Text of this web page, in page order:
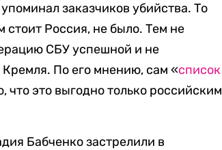
заказчиков убийства. То
стоит Россия, не было. Тем не
СБУ успешной и не
По его мнению, сам «список
что это выгодно только российским
Бабченко застрелили в